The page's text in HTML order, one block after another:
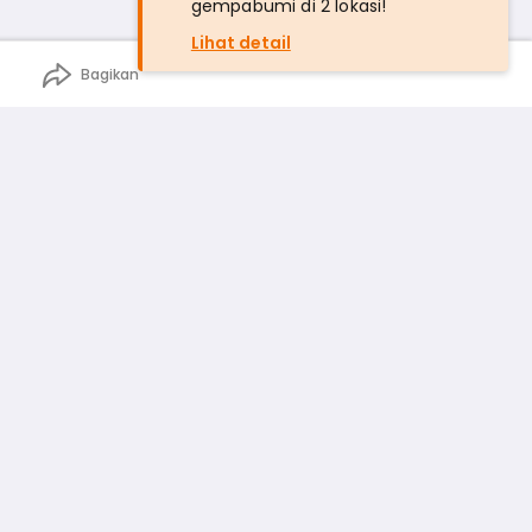
Bagikan
gempabumi di 2 lokasi!
Lihat detail